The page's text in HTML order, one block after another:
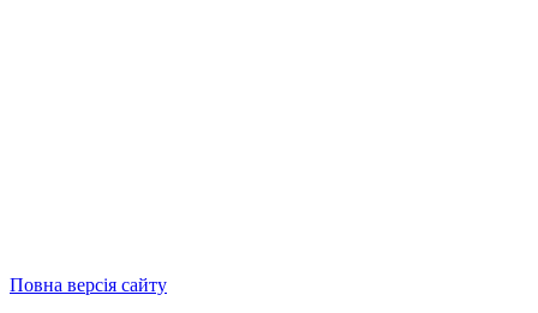
Повна версія сайту